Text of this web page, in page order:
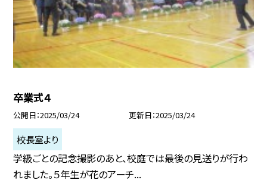
卒業式４
公開日 2025/03/24 更新日 2025/03/24
校長室より
学級ごとの記念撮影のあと、校庭では最後の見送りが行わ
れました。５年生が花のアーチ...